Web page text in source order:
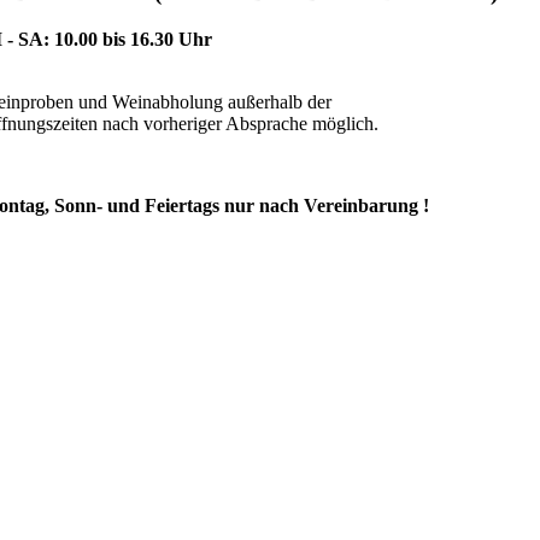
- SA: 10.00 bis 16.30 Uhr
und Weinabholung außerhalb der
nach vorheriger Absprache möglich.
Sonn- und Feiertags nur nach Vereinbarung !